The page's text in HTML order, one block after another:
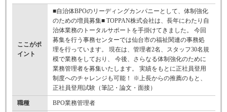
ここがポ
イント
■自治体BPOのリーディングカンパニーとして、体制強化
のための増員募集■ TOPPAN株式会社は、長年にわたり自
治体業務のトータルサポートを手掛けてきました。 今回
募集を行う事務センターでは仙台市の福祉関連の事務処
理を行っています。 現在は、管理者2名、スタッフ30名規
模で業務をしており、 今後、さらなる体制強化のために
業務管理者を募集いたします。 実績をもとに正社員登用
制度へのチャレンジも可能！ ※上長からの推薦のもと、
正社員登用試験（筆記・論文・面接）
職種 BPO業務管理者